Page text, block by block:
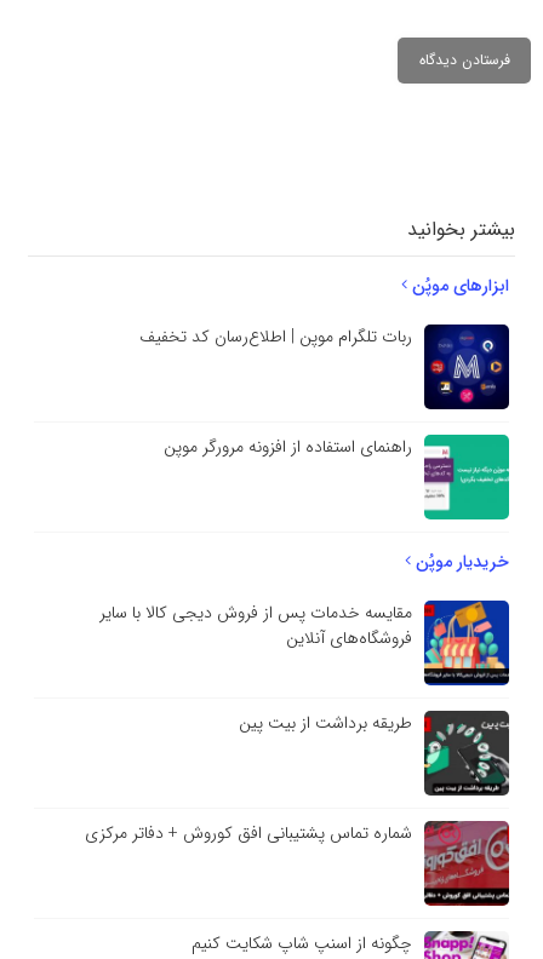
بیشتر بخوانید
ابزارهای موپُن
ربات تلگرام موپن | اطلاع‌رسان کد تخفیف
راهنمای استفاده از افزونه مرورگر موپن
خریدیار موپُن
مقایسه خدمات پس از فروش دیجی کالا با سایر
فروشگاه‌های آنلاین
طریقه برداشت از بیت پین
شماره تماس پشتیبانی افق کوروش + دفاتر مرکزی
چگونه از اسنپ شاپ شکایت کنیم